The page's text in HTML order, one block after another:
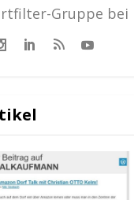
Gruppe bei